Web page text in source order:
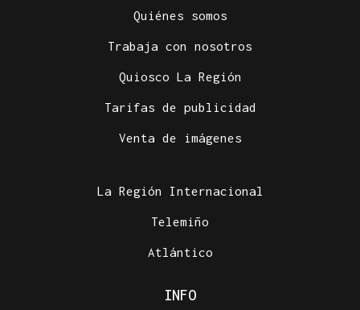
Quiénes somos
Trabaja con nosotros
Quiosco La Región
Tarifas de publicidad
Venta de imágenes
La Región Internacional
Telemiño
Atlántico
INFO